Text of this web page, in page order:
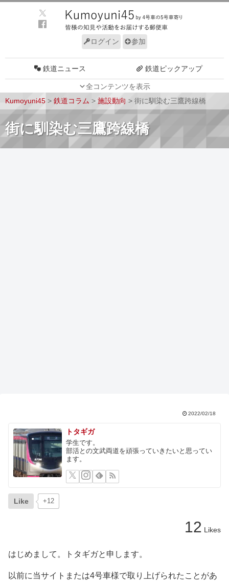
ログイン 参加
全コンテンツを表示
鉄道ニュース 鉄道ピックアップ
車両技術 路線探訪
ルール サイトについて
Kumoyuni45 > 鉄道コラム > 施設動向 > 街に馴染む三鷹跨線橋
街に馴染む三鷹跨線橋
2022/02/18
トタギガ
学生です。
部活との文武両道を頑張っていきたいと思ってい
ます。
Like +12
12 Likes
はじめまして。トタギガと申します。
以前に当サイトまたは4号車様で取り上げられたことがあ